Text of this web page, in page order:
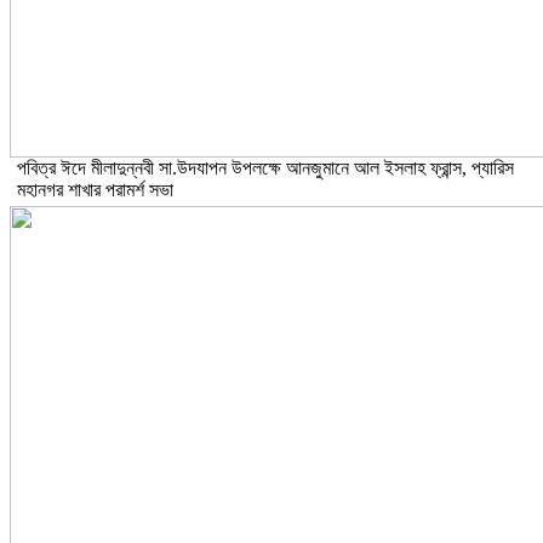
পবিত্র ঈদে মীলাদুন্নবী সা.উদযাপন উপলক্ষে আনজুমানে আল ইসলাহ ফ্রান্স, প্যারিস
মহানগর শাখার পরামর্শ সভা